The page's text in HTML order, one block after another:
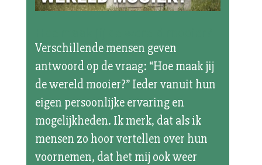
Verschillende mensen geven
antwoord op de vraag: “Hoe maak jij
de wereld mooier?” Ieder vanuit hun
eigen persoonlijke ervaring en
mogelijkheden. Ik merk, dat als ik
mensen zo hoor vertellen over hun
voornemen, dat het mij ook weer